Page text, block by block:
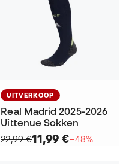
UITVERKOOP
Real Madrid 2025-2026
Uittenue Sokken
22,99 €11,99 €−48%